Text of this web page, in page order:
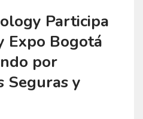
Participa
Expo Bogotá
por
Seguras y